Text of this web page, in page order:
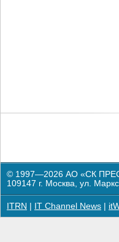
© 1997—2026 АО «СК
109147 г. Москва, ул.
ITRN IT Channel News